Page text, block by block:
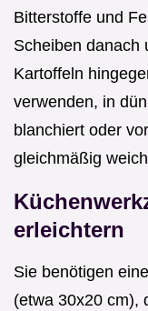
Bitterstoffe und
Scheiben danach
Kartoffeln
verwenden, in
blanchiert oder
gleichmäßig
erleichtern
Sie benötigen
(etwa 30x20 cm),